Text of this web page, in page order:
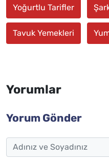
Yoğurtlu Tarifler
Tavuk Yemekleri
Yorumlar
Yorum Gönder